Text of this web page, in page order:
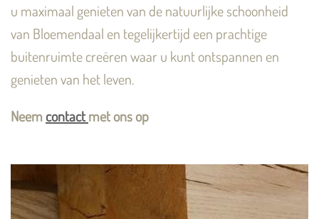
u maximaal genieten van de natuurlijke schoonheid
van Bloemendaal en tegelijkertijd een prachtige
buitenruimte creëren waar u kunt ontspannen en
genieten van het leven.
Neemcontactmet ons op